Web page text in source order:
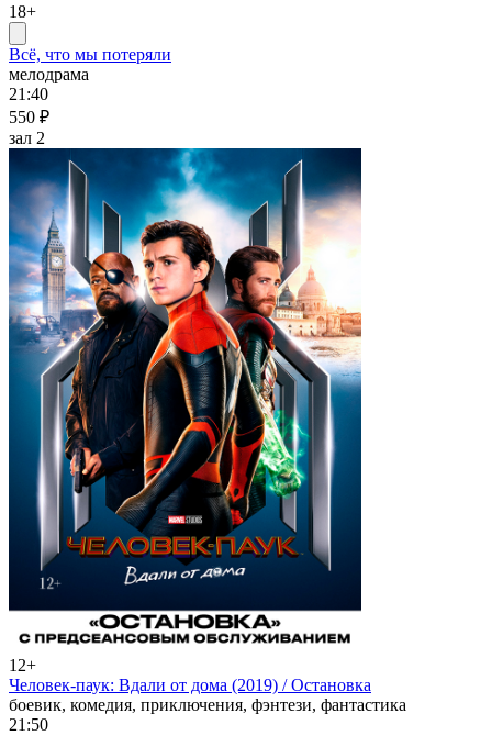
18+
Всё, что мы потеряли
мелодрама
21:40
550 ₽
зал 2
12+
Человек-паук: Вдали от дома (2019) / Остановка
боевик, комедия, приключения, фэнтези, фантастика
21:50